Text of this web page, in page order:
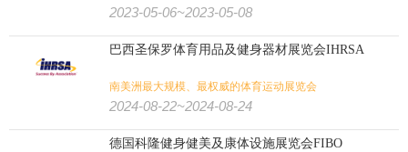
2023-05-06~2023-05-08
巴西圣保罗体育用品及健身器材展览会IHRSA
南美洲最大规模、最权威的体育运动展览会
2024-08-22~2024-08-24
德国科隆健身健美及康体设施展览会FIBO